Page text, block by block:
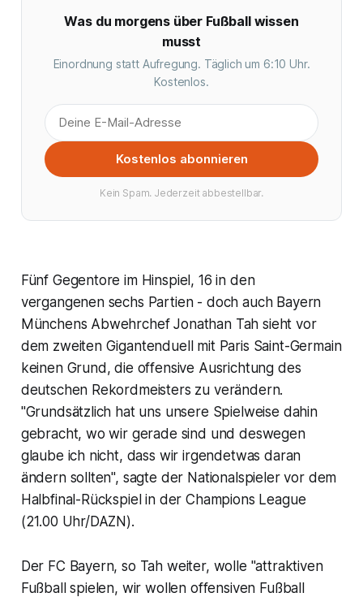
Was du morgens über Fußball wissen
musst
Einordnung statt Aufregung. Täglich um 6:10 Uhr.
Kostenlos.
Kostenlos abonnieren
Kein Spam. Jederzeit abbestellbar.
Fünf Gegentore im Hinspiel, 16 in den
vergangenen sechs Partien - doch auch Bayern
Münchens Abwehrchef Jonathan Tah sieht vor
dem zweiten Gigantenduell mit Paris Saint-Germain
keinen Grund, die offensive Ausrichtung des
deutschen Rekordmeisters zu verändern.
"Grundsätzlich hat uns unsere Spielweise dahin
gebracht, wo wir gerade sind und deswegen
glaube ich nicht, dass wir irgendetwas daran
ändern sollten", sagte der Nationalspieler vor dem
Halbfinal-Rückspiel in der Champions League
(21.00 Uhr/DAZN).
Der FC Bayern, so Tah weiter, wolle "attraktiven
Fußball spielen, wir wollen offensiven Fußball